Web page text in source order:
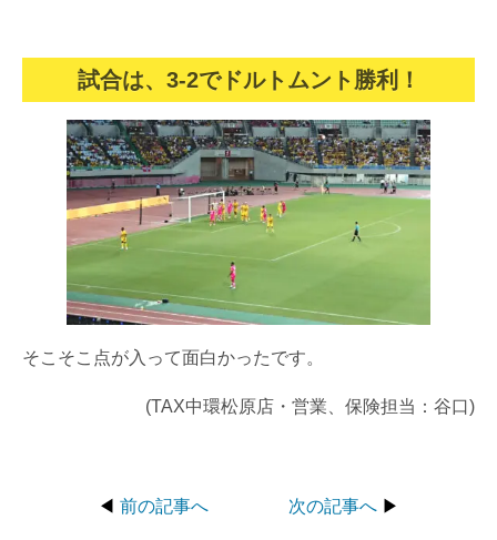
試合は、3-2でドルトムント勝利！
そこそこ点が入って面白かったです。
(TAX中環松原店・営業、保険担当：谷口)
◀ 前の記事へ 次の記事へ ▶